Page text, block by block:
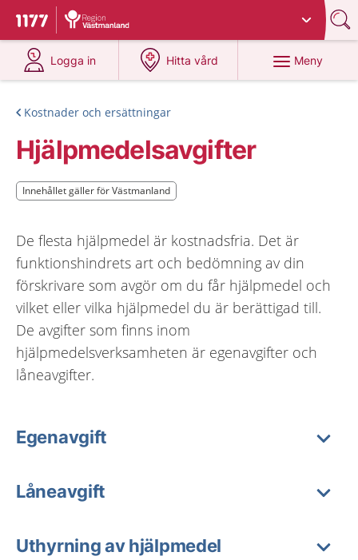
Till startsidan för 1177
Du har valt region
Logga in
på 1177.se
Hitta vård
på 1177.se
Meny
Kostnader och ersättningar
Hjälpmedelsavgifter
Innehållet gäller för Västmanland
Innehållet gäller för Västmanland
De flesta hjälpmedel är kostnadsfria. Det är
funktionshindrets art och bedömning av din
förskrivare som avgör om du får hjälpmedel och
vilket eller vilka hjälpmedel du är berättigad till.
De avgifter som finns inom
hjälpmedelsverksamheten är egenavgifter och
låneavgifter.
Egenavgift
Låneavgift
Uthyrning av hjälpmedel